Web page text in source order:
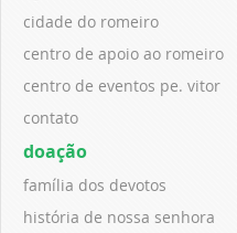
cidade do romeiro
centro de apoio ao romeiro
centro de eventos pe. vitor
contato
doação
família dos devotos
história de nossa senhora